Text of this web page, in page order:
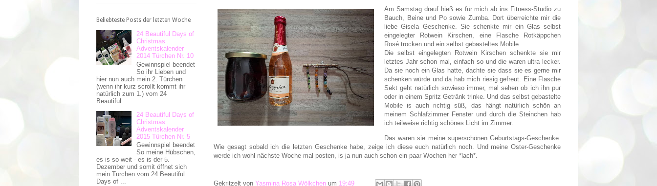
Am Samstag drauf hieß es für mich ab ins Fitness-Studio zu
Bauch, Beine und Po sowie Zumba. Dort überreichte mir die
liebe Gisela Geschenke. Sie schenkte mir ein Glas selbst
eingelegter Rotwein Kirschen, eine Flasche Rotkäppchen
Rosé trocken und ein selbst gebasteltes Mobile.
Die selbst eingelegten Rotwein Kirschen schenkte sie mir
letztes Jahr schon mal, einfach so und die waren ultra lecker.
Da sie noch ein Glas hatte, dachte sie dass sie es gerne mir
schenken würde und da hab mich riesig gefreut. Eine Flasche
Sekt geht natürlich sowieso immer, mal sehen ob ich ihn pur
oder in einem Spritz Getränk trinke. Und das selbst gebastelte
Mobile is auch richtig süß, das hängt natürlich schön an
meinem Schlafzimmer Fenster und durch die Steinchen hab
ich teilweise richtig schönes Licht im Zimmer.
Das waren sie meine superschönen Geburtstags-Geschenke.
Wie gesagt sobald ich die letzten Geschenke habe, zeige ich diese euch natürlich noch. Und meine Oster-Geschenke
werde ich wohl nächste Woche mal posten, is ja nun auch schon ein paar Wochen her *lach*.
Gekritzelt von Yasmina Rosa Wölkchen um 19:49
Beliebteste Posts der letzten Woche
24 Beautiful Days of
Christmas
Adventskalender
2014 Türchen Nr. 10
Gewinnspiel beendet
So ihr Lieben und
hier nun auch mein 2. Türchen
(wenn ihr kurz scrollt kommt ihr
natürlich zum 1.) vom 24
Beautiful...
24 Beautiful Days of
Christmas
Adventskalender
2015 Türchen Nr. 5
Gewinnspiel beendet
So meine Hübschen,
es is so weit - es is der 5.
Dezember und somit öffnet sich
mein Türchen vom 24 Beautiful
Days of ...